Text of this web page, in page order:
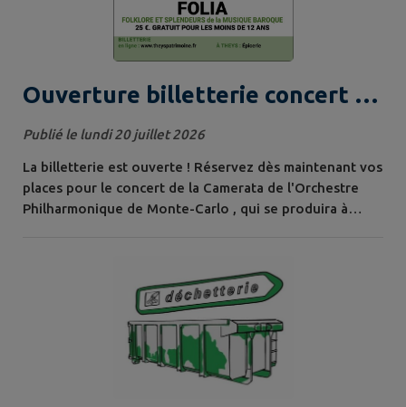
Ouverture billetterie concert de
la Camerata à l'église de Theys
Publié le lundi 20 juillet 2026
La billetterie est ouverte ! Réservez dès maintenant vos
places pour le concert de la Camerata de l'Orchestre
Philharmonique de Monte-Carlo , qui se produira à
consacré au folklore et aux splendeurs de la musique
baroque. Tarif : 25 € Gratuit pour les moins de 12 ans.
Réservez vos places :...